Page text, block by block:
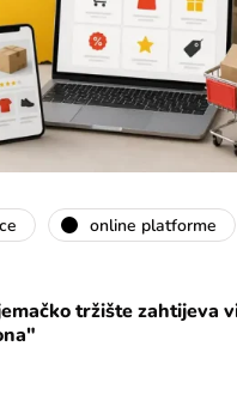
online platforme
tržište zahtijeva